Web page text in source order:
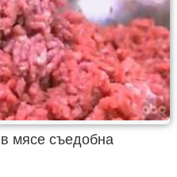
мясе съедобна